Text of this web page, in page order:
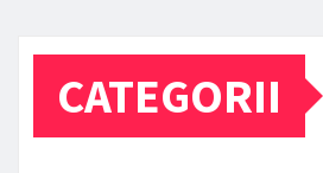
CATEGORII